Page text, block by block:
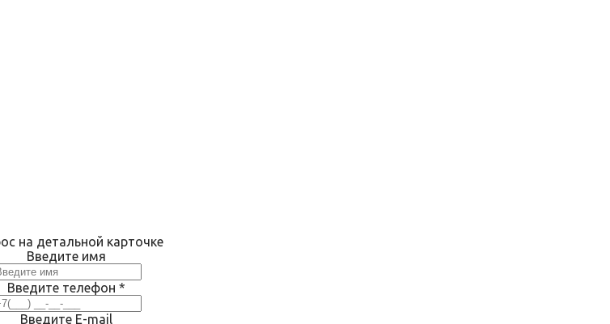
на детальной карточке
Введите имя
Введите телефон *
Введите E-mail